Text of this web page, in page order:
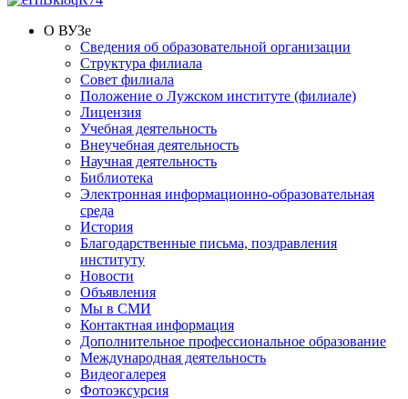
О ВУЗе
Сведения об образовательной организации
Структура филиала
Совет филиала
Положение о Лужском институте (филиале)
Лицензия
Учебная деятельность
Внеучебная деятельность
Научная деятельность
Библиотека
Электронная информационно-образовательная
среда
История
Благодарственные письма, поздравления
институту
Новости
Объявления
Мы в СМИ
Контактная информация
Дополнительное профессиональное образование
Международная деятельность
Видеогалерея
Фотоэксурсия